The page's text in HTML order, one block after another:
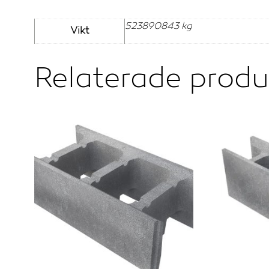
Vikt 523890843 kg
Relaterade